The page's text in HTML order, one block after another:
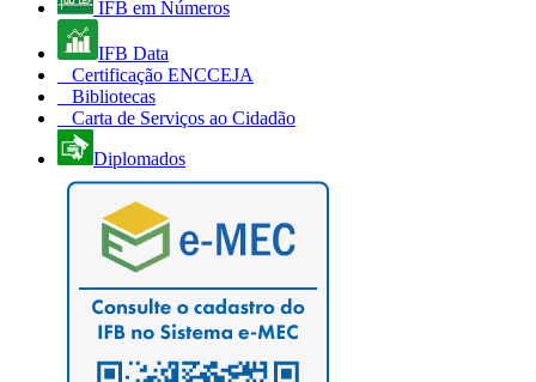
IFB em Números
IFB Data
Certificação ENCCEJA
Bibliotecas
Carta de Serviços ao Cidadão
Diplomados